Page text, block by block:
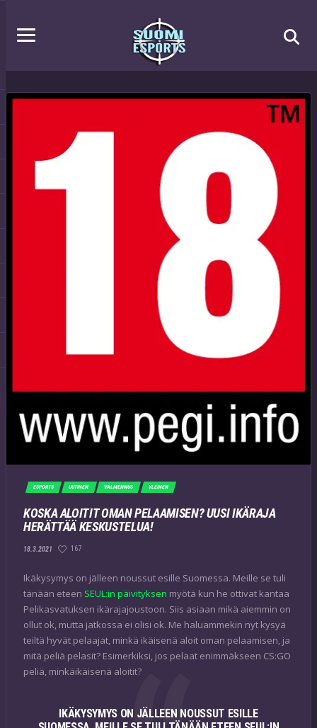
ESPORTS UUTINEN VALMENNUS YLEINEN
KOSKA ALOITIT OMAN PELAAMISEN? UUSI IKÄRAJA
HERÄTTÄÄ KESKUSTELUA!
18.3.2021 167
Ikäkysymys on jälleen noussut esille Suomessa. Meille se tuli
tänään eteen SEUL:in päivityksen myötä kun he ottivat kantaa
Pelikasvatuksen ikärajajoustoon. Siis asiaan mikä aiemmin on
ollut ok, mutta jatkossa ei olisi ok. Me haluammekin nyt kysyä
teiltä hyvät pelaajat, minkä ikäisenä aloit oman pelaamisen, ja
mitä peliä pelasit? Esimerkiksi, jos pelaat enimmäkseen CS:GO
peliä, minkäikäisenä aloitit?
IKÄKYSYMYS ON JÄLLEEN NOUSSUT ESILLE